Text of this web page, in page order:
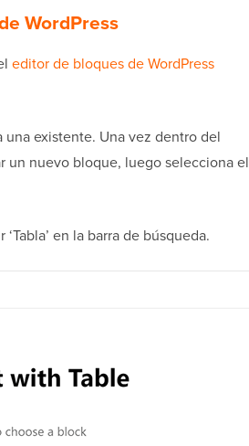
WordPress
editor de bloques de WordPress
existente. Una vez dentro del
un nuevo bloque, luego selecciona el
en la barra de búsqueda.